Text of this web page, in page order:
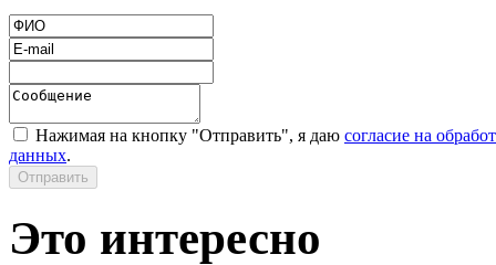
Нажимая на кнопку "Отправить", я даю согласие на
данных.
Это интересно